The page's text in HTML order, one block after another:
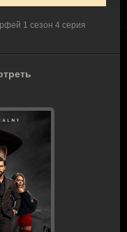
1 сезон 4 серия